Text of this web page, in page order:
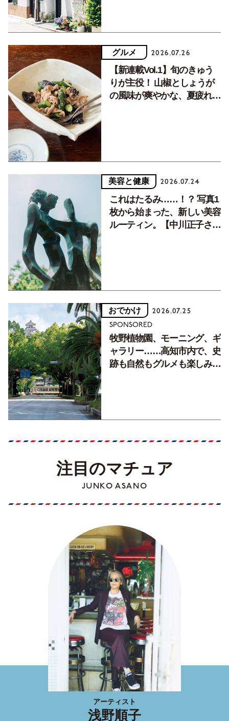
グルメ 2026.07.26
【新連載Vol.1】旬のきゅう
りが主役！ 山椒としょうが
の風味が爽やかな、夏疲れを
美容と健康 2026.07.24
これはたるみ……！？ 写真1
枚から始まった、新しい美容
ルーティン。【中川正子さん
おでかけ 2026.07.25
SPONSORED
牧野植物園、モーニング、ギ
ャラリー……高知市内で、史
跡も自然もグルメも楽しみ尽
注目のマチュア
JUNKO ASANO
アーティスト
浅野順子